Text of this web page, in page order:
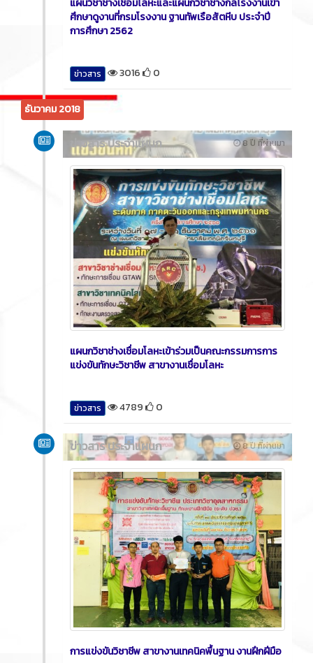
ศึกษาดูงานที่กรมโรงงาน ฐานทัพเรือสัตหีบ ประจำปี
การศึกษา 2562
ข่าวสาร 3016 0
ธันวาคม 2018
8 ปี ที่ผ่านมา
ข่าวสาร ประจำแผนก
แผนกวิชาช่างเชื่อมโลหะเข้าร่วมเป็นคณะกรรมการการ
แข่งขันทักษะวิชาชีพ สาขางานเชื่อมโลหะ
ข่าวสาร 4789 0
8 ปี ที่ผ่านมา
ข่าวสาร ประจำแผนก
การแข่งขันวิชาชีพ สาขางานเทคนิคพื้นฐาน งานฝึกฝีมือ